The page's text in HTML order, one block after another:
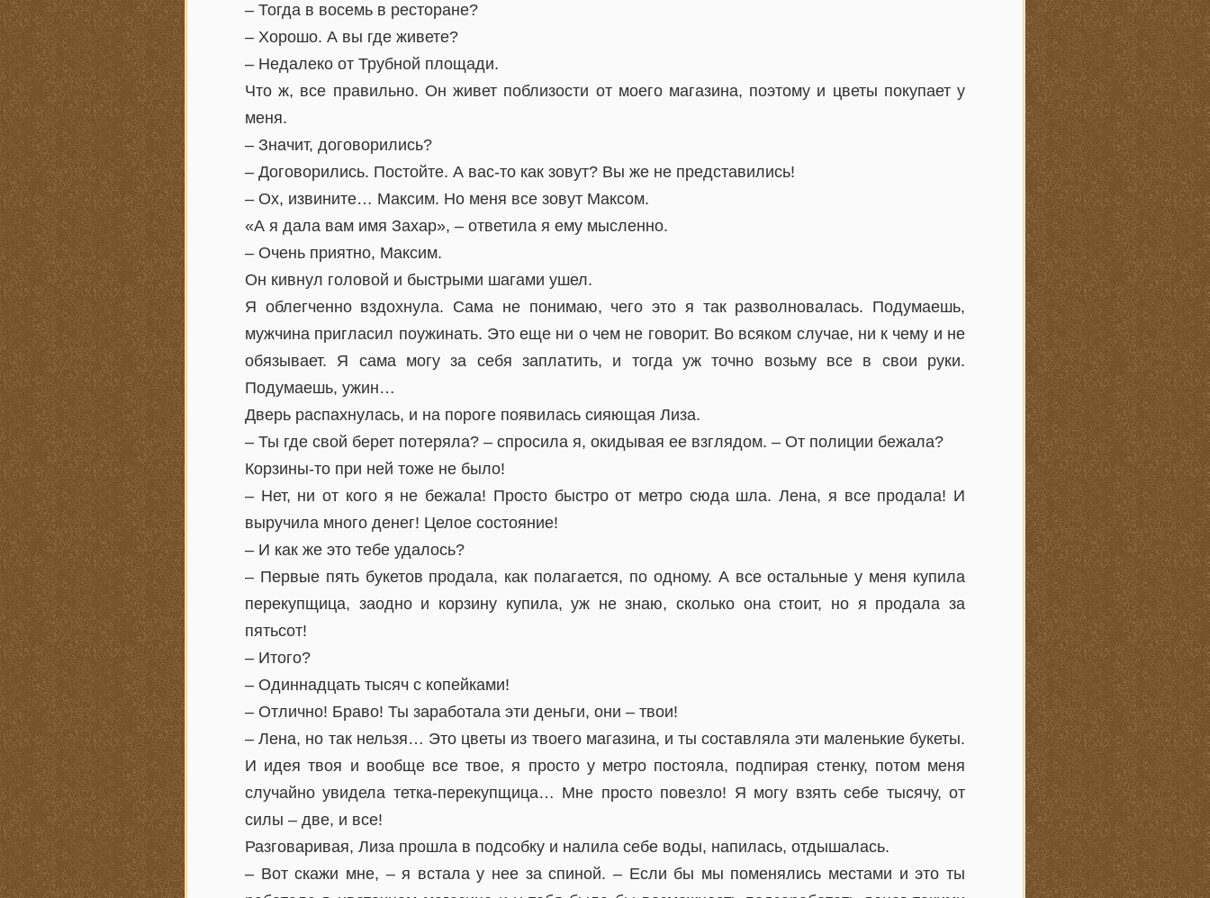
– Тогда в восемь в ресторане?
– Хорошо. А вы где живете?
– Недалеко от Трубной площади.
Что ж, все правильно. Он живет поблизости от моего магазина, поэтому и цветы покупает у
меня.
– Значит, договорились?
– Договорились. Постойте. А вас-то как зовут? Вы же не представились!
– Ох, извините… Максим. Но меня все зовут Максом.
«А я дала вам имя Захар», – ответила я ему мысленно.
– Очень приятно, Максим.
Он кивнул головой и быстрыми шагами ушел.
Я облегченно вздохнула. Сама не понимаю, чего это я так разволновалась. Подумаешь,
мужчина пригласил поужинать. Это еще ни о чем не говорит. Во всяком случае, ни к чему и не
обязывает. Я сама могу за себя заплатить, и тогда уж точно возьму все в свои руки.
Подумаешь, ужин…
Дверь распахнулась, и на пороге появилась сияющая Лиза.
– Ты где свой берет потеряла? – спросила я, окидывая ее взглядом. – От полиции бежала?
Корзины-то при ней тоже не было!
– Нет, ни от кого я не бежала! Просто быстро от метро сюда шла. Лена, я все продала! И
выручила много денег! Целое состояние!
– И как же это тебе удалось?
– Первые пять букетов продала, как полагается, по одному. А все остальные у меня купила
перекупщица, заодно и корзину купила, уж не знаю, сколько она стоит, но я продала за
пятьсот!
– Итого?
– Одиннадцать тысяч с копейками!
– Отлично! Браво! Ты заработала эти деньги, они – твои!
– Лена, но так нельзя… Это цветы из твоего магазина, и ты составляла эти маленькие букеты.
И идея твоя и вообще все твое, я просто у метро постояла, подпирая стенку, потом меня
случайно увидела тетка-перекупщица… Мне просто повезло! Я могу взять себе тысячу, от
силы – две, и все!
Разговаривая, Лиза прошла в подсобку и налила себе воды, напилась, отдышалась.
– Вот скажи мне, – я встала у нее за спиной. – Если бы мы поменялись местами и это ты